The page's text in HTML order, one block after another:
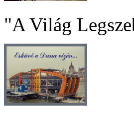
"A Világ